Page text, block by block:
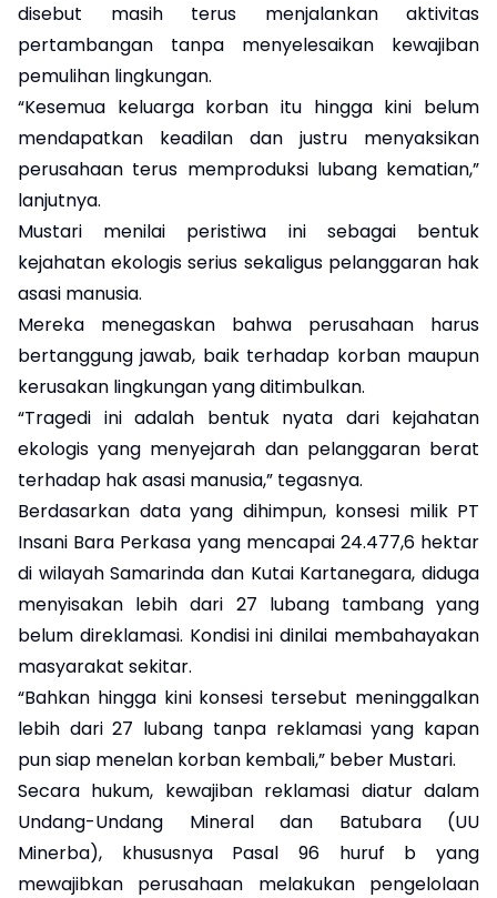
disebut masih terus menjalankan aktivitas
pertambangan tanpa menyelesaikan kewajiban
pemulihan lingkungan.
“Kesemua keluarga korban itu hingga kini belum
mendapatkan keadilan dan justru menyaksikan
perusahaan terus memproduksi lubang kematian,”
lanjutnya.
Mustari menilai peristiwa ini sebagai bentuk
kejahatan ekologis serius sekaligus pelanggaran hak
asasi manusia.
Mereka menegaskan bahwa perusahaan harus
bertanggung jawab, baik terhadap korban maupun
kerusakan lingkungan yang ditimbulkan.
“Tragedi ini adalah bentuk nyata dari kejahatan
ekologis yang menyejarah dan pelanggaran berat
terhadap hak asasi manusia,” tegasnya.
Berdasarkan data yang dihimpun, konsesi milik PT
Insani Bara Perkasa yang mencapai 24.477,6 hektar
di wilayah Samarinda dan Kutai Kartanegara, diduga
menyisakan lebih dari 27 lubang tambang yang
belum direklamasi. Kondisi ini dinilai membahayakan
masyarakat sekitar.
“Bahkan hingga kini konsesi tersebut meninggalkan
lebih dari 27 lubang tanpa reklamasi yang kapan
pun siap menelan korban kembali,” beber Mustari.
Secara hukum, kewajiban reklamasi diatur dalam
Undang-Undang Mineral dan Batubara (UU
Minerba), khususnya Pasal 96 huruf b yang
mewajibkan perusahaan melakukan pengelolaan